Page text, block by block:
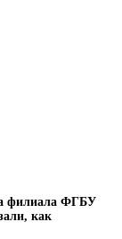
филиала ФГБУ
как